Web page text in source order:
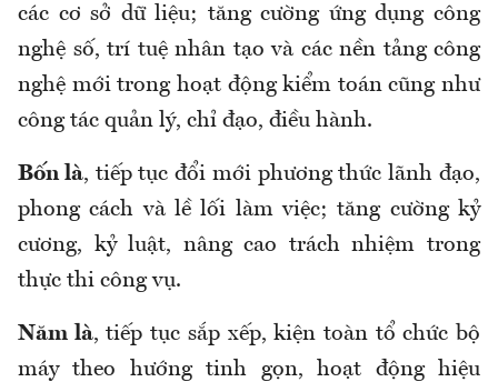
các cơ sở dữ liệu; tăng cường ứng dụng công
nghệ số, trí tuệ nhân tạo và các nền tảng công
nghệ mới trong hoạt động kiểm toán cũng như
công tác quản lý, chỉ đạo, điều hành.
Bốn là, tiếp tục đổi mới phương thức lãnh đạo,
phong cách và lề lối làm việc; tăng cường kỷ
cương, kỷ luật, nâng cao trách nhiệm trong
thực thi công vụ.
Năm là, tiếp tục sắp xếp, kiện toàn tổ chức bộ
máy theo hướng tinh gọn, hoạt động hiệu